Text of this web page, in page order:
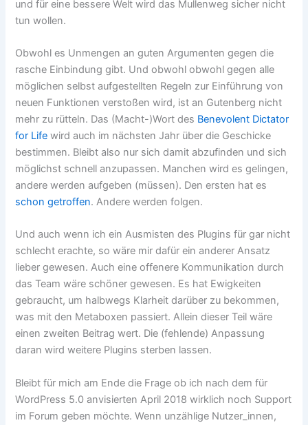
und für eine bessere Welt wird das Mullenweg sicher nicht
tun wollen.
Obwohl es Unmengen an guten Argumenten gegen die
rasche Einbindung gibt. Und obwohl obwohl gegen alle
möglichen selbst aufgestellten Regeln zur Einführung von
neuen Funktionen verstoßen wird, ist an Gutenberg nicht
mehr zu rütteln. Das (Macht-)Wort des Benevolent Dictator
for Life wird auch im nächsten Jahr über die Geschicke
bestimmen. Bleibt also nur sich damit abzufinden und sich
möglichst schnell anzupassen. Manchen wird es gelingen,
andere werden aufgeben (müssen). Den ersten hat es
schon getroffen. Andere werden folgen.
Und auch wenn ich ein Ausmisten des Plugins für gar nicht
schlecht erachte, so wäre mir dafür ein anderer Ansatz
lieber gewesen. Auch eine offenere Kommunikation durch
das Team wäre schöner gewesen. Es hat Ewigkeiten
gebraucht, um halbwegs Klarheit darüber zu bekommen,
was mit den Metaboxen passiert. Allein dieser Teil wäre
einen zweiten Beitrag wert. Die (fehlende) Anpassung
daran wird weitere Plugins sterben lassen.
Bleibt für mich am Ende die Frage ob ich nach dem für
WordPress 5.0 anvisierten April 2018 wirklich noch Support
im Forum geben möchte. Wenn unzählige Nutzer_innen,